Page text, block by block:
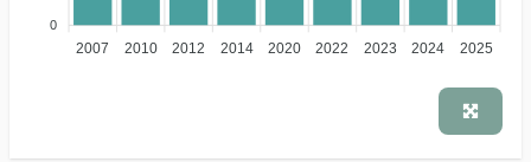
0
2007 2010 2012 2014 2020 2022 2023 2024 2025